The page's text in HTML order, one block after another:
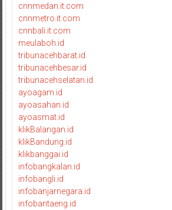
cnnmedan.it.com
cnnmetro.it.com
cnnbali.it.com
meulaboh.id
tribunacehbarat.id
tribunacehbesar.id
tribunacehselatan.id
ayoagam.id
ayoasahan.id
ayoasmat.id
klikBalangan.id
klikBandung.id
klikbanggai.id
infobangkalan.id
infobangli.id
infobanjarnegara.id
infobantaeng.id